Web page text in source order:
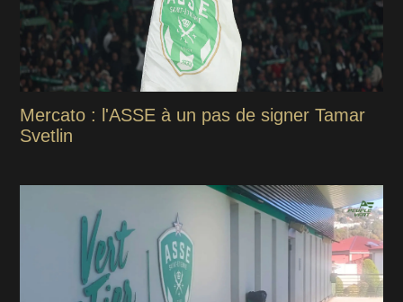
Mercato : l'ASSE à un pas de signer Tamar
Svetlin